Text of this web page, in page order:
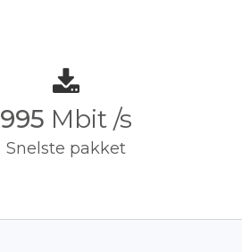
1,000Mbit /s
Snelste pakket